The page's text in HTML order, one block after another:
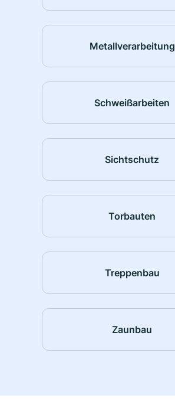
Metallverarbeitung
Schweißarbeiten
Sichtschutz
Torbauten
Treppenbau
Zaunbau